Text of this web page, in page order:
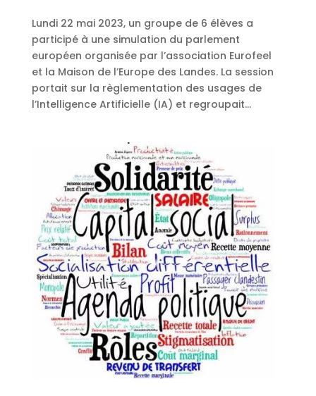
Lundi 22 mai 2023, un groupe de 6 élèves a
participé à une simulation du parlement
européen organisée par l’association Eurofeel
et la Maison de l’Europe des Landes. La session
portait sur la règlementation des usages de
l’Intelligence Artificielle (IA) et regroupait...